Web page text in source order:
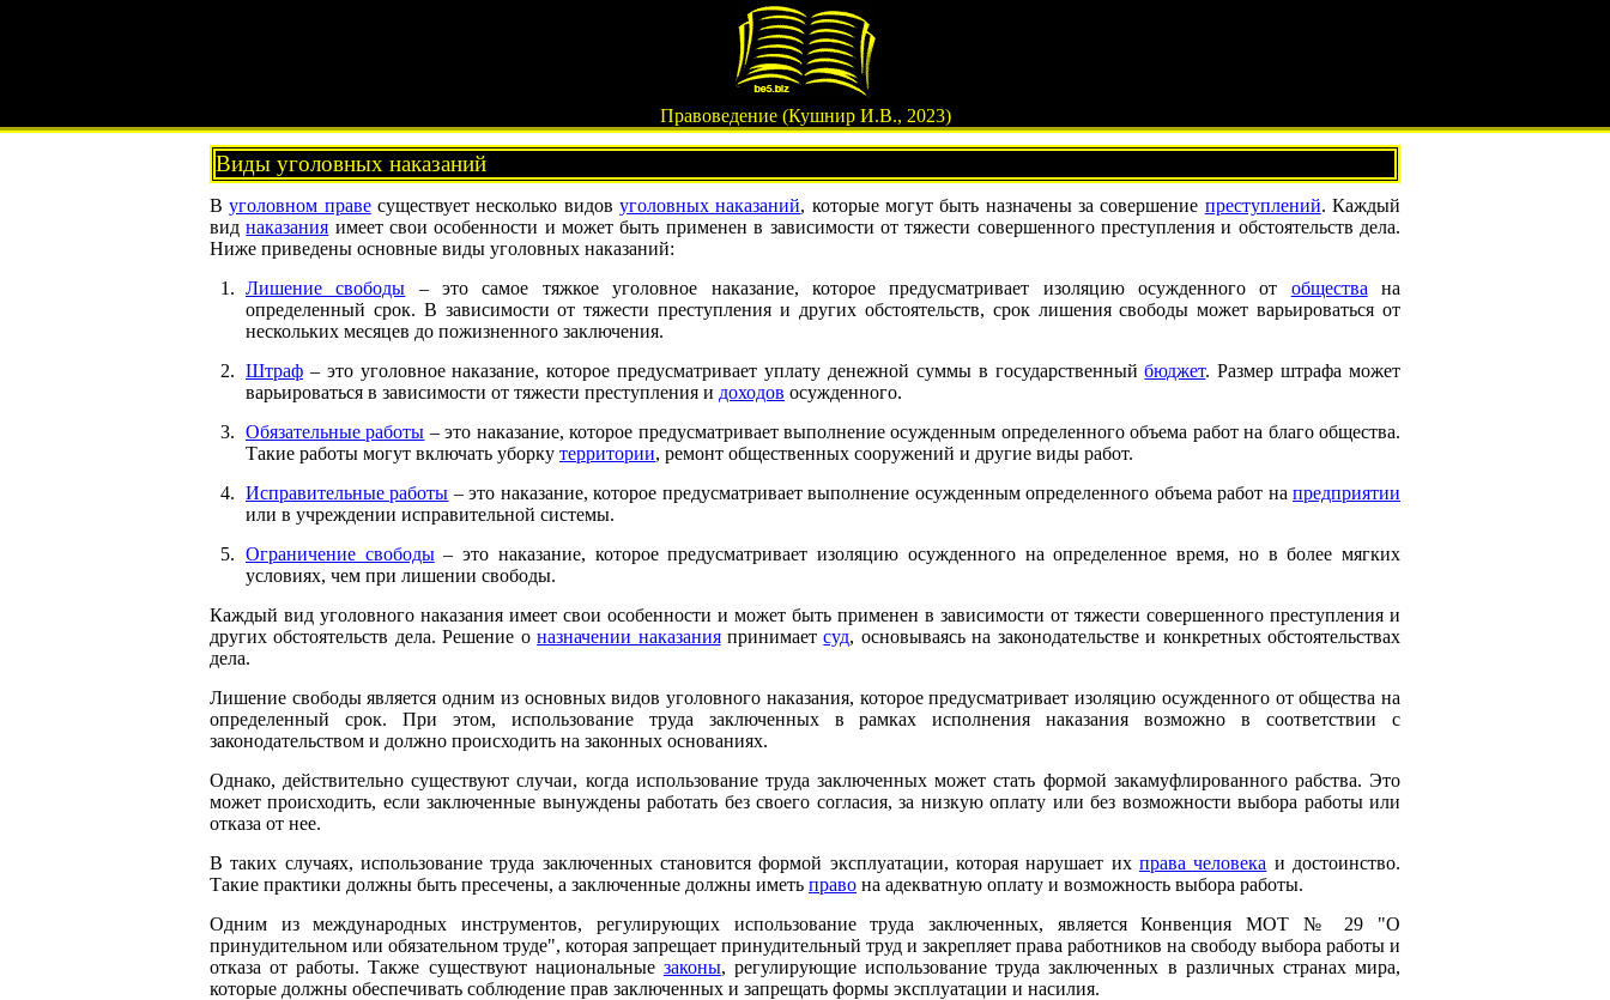
Правоведение (Кушнир И.В., 2023)
Виды уголовных наказаний
Вуголовном правесуществует несколько видовуголовных наказаний, которые могут быть назначены за совершение преступлений. Каждый
виднаказания имеет свои особенности и может быть применен в зависимости от тяжести совершенного преступления и обстоятельств дела.
Ниже приведены основные виды уголовных наказаний:
Лишение свободы – это самое тяжкое уголовное наказание, которое предусматривает изоляцию осужденного от общества на
определенный срок. В зависимости от тяжести преступления и других обстоятельств, срок лишения свободы может варьироваться от
нескольких месяцев до пожизненного заключения.
Штраф – это уголовное наказание, которое предусматривает уплату денежной суммы в государственныйбюджет. Размер штрафа может
варьироваться в зависимости от тяжести преступления и доходов осужденного.
Обязательные работы – это наказание, которое предусматривает выполнение осужденным определенного объема работ на благо общества.
Такие работы могут включать уборку территории, ремонт общественных сооружений и другие виды работ.
Исправительные работы – это наказание, которое предусматривает выполнение осужденным определенного объема работ напредприятии
или в учреждении исправительной системы.
Ограничение свободы– это наказание, которое предусматривает изоляцию осужденного на определенное время, но в более мягких
условиях, чем при лишении свободы.
Каждый вид уголовного наказания имеет свои особенности и может быть применен в зависимости от тяжести совершенного преступления и
других обстоятельств дела. Решение оназначении наказанияпринимаетсуд, основываясь на законодательстве и конкретных обстоятельствах
дела.
Лишение свободы является одним из основных видов уголовного наказания, которое предусматривает изоляцию осужденного от общества на
определенный срок. При этом, использование труда заключенных в рамках исполнения наказания возможно в соответствии с
законодательством и должно происходить на законных основаниях.
Однако, действительно существуют случаи, когда использование труда заключенных может стать формой закамуфлированного рабства. Это
может происходить, если заключенные вынуждены работать без своего согласия, за низкую оплату или без возможности выбора работы или
отказа от нее.
В таких случаях, использование труда заключенных становится формой эксплуатации, которая нарушает их права человека и достоинство.
Такие практики должны быть пресечены, а заключенные должны иметь право на адекватную оплату и возможность выбора работы.
Одним из международных инструментов, регулирующих использование труда заключенных, является Конвенция МОТ № 29 "О
принудительном или обязательном труде", которая запрещает принудительный труд и закрепляет права работников на свободу выбора работы и
отказа от работы. Также существуют национальные законы, регулирующие использование труда заключенных в различных странах мира,
которые должны обеспечивать соблюдение прав заключенных и запрещать формы эксплуатации и насилия.